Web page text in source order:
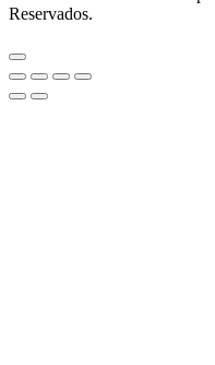
Reservados.